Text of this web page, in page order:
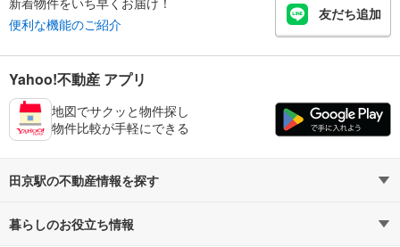
便利な機能のご紹介
友だち追加
Yahoo!不動産 アプリ
地図でサクッと物件探し
物件比較が手軽にできる
田京駅の不動産情報を探す
不動産・住宅
暮らしのお役立ち情報